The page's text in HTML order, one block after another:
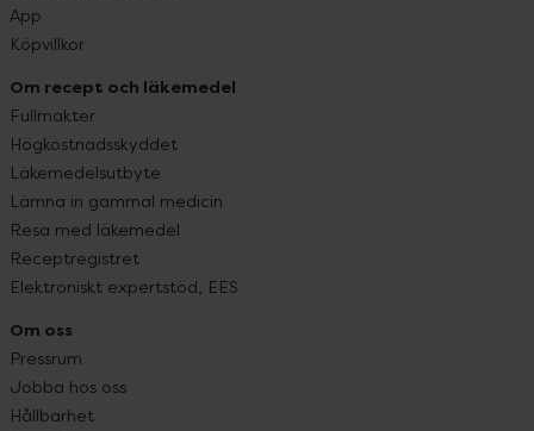
App
Köpvillkor
Om recept och läkemedel
Fullmakter
Högkostnadsskyddet
Läkemedelsutbyte
Lämna in gammal medicin
Resa med läkemedel
Receptregistret
Elektroniskt expertstöd, EES
Om oss
Pressrum
Jobba hos oss
Hållbarhet